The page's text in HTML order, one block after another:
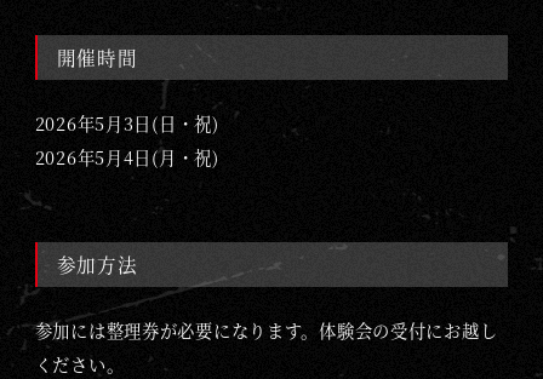
開催時間
2026年5月3日(日・祝)
2026年5月4日(月・祝)
参加方法
参加には整理券が必要になります。体験会の受付にお越し
ください。